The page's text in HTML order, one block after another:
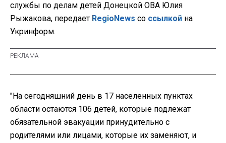
службы по делам детей Донецкой ОВА Юлия
Рыжакова, передает RegioNews со ссылкой на
Укринформ.
"На сегодняшний день в 17 населенных пунктах
области остаются 106 детей, которые подлежат
обязательной эвакуации принудительно с
родителями или лицами, которые их заменяют, и